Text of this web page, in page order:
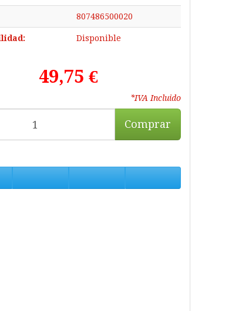
807486500020
Disponible
49,75 €
*IVA Incluido
Comprar